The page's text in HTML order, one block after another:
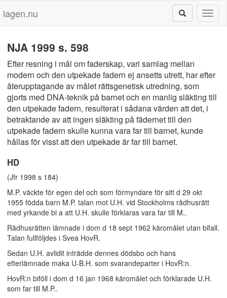
lagen.nu
NJA 1999 s. 598
Efter resning i mål om faderskap, vari samlag mellan
modern och den utpekade fadern ej ansetts utrett, har efter
återupptagande av målet rättsgenetisk utredning, som
gjorts med DNA-teknik på barnet och en manlig släkting till
den utpekade fadern, resulterat i sådana värden att det, i
betraktande av att ingen släkting på fädernet till den
utpekade fadern skulle kunna vara far till barnet, kunde
hållas för visst att den utpekade är far till barnet.
HD
(Jfr 1998 s 184)
M.P. väckte för egen del och som förmyndare för sitt d 29 okt
1955 födda barn M.P. talan mot U.H. vid Stockholms rådhusrätt
med yrkande bl a att U.H. skulle förklaras vara far till M..
Rådhusrätten lämnade i dom d 18 sept 1962 käromålet utan bifall.
Talan fullföljdes i Svea HovR.
Sedan U.H. avlidit inträdde dennes dödsbo och hans
efterlämnade maka U-B.H. som svarandeparter i HovR:n.
HovR:n biföll i dom d 16 jan 1968 käromålet och förklarade U.H.
som far till M.P..